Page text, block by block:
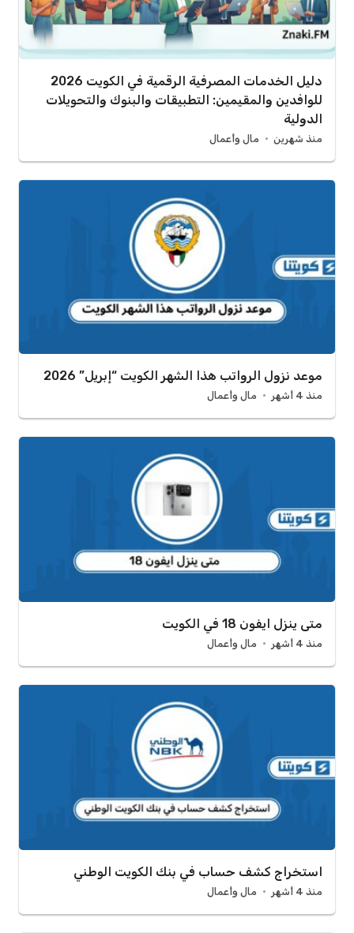
دليل الخدمات المصرفية الرقمية في الكويت 2026
للوافدين والمقيمين: التطبيقات والبنوك والتحويلات
الدولية
منذ شهرين مال وأعمال
موعد نزول الرواتب هذا الشهر الكويت “إبريل” 2026
منذ 4 أشهر مال وأعمال
متى ينزل ايفون 18 في الكويت
منذ 4 أشهر مال وأعمال
استخراج كشف حساب في بنك الكويت الوطني
منذ 4 أشهر مال وأعمال